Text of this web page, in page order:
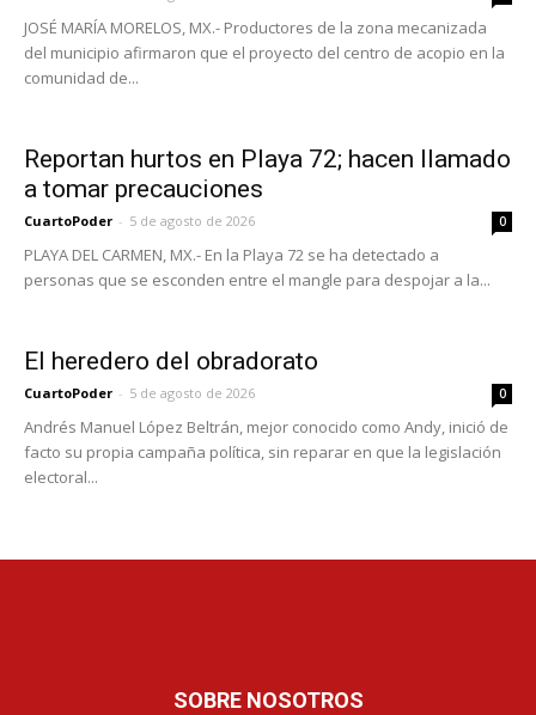
JOSÉ MARÍA MORELOS, MX.- Productores de la zona mecanizada
del municipio afirmaron que el proyecto del centro de acopio en la
comunidad de...
Reportan hurtos en Playa 72; hacen llamado
a tomar precauciones
CuartoPoder - 5 de agosto de 2026 0
PLAYA DEL CARMEN, MX.- En la Playa 72 se ha detectado a
personas que se esconden entre el mangle para despojar a la...
El heredero del obradorato
CuartoPoder - 5 de agosto de 2026 0
Andrés Manuel López Beltrán, mejor conocido como Andy, inició de
facto su propia campaña política, sin reparar en que la legislación
electoral...
SOBRE NOSOTROS